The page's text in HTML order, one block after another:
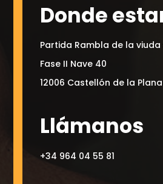
Donde
Partida Rambla de la
Fase II Nave 40
12006 Castellón de la Plana
Llámanos
+34 964 04 55 81